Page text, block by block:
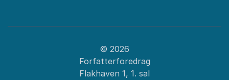
© 2026
Forfatterforedrag
Flakhaven 1, 1. sal